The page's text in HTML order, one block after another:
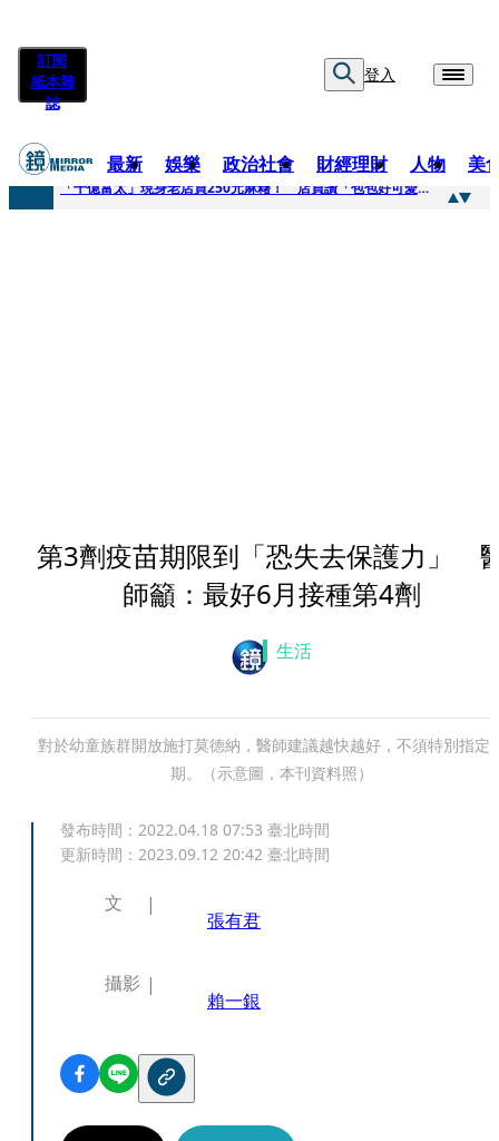
訂閱
紙本雜
誌
登入
最新 娛樂 政治社會 財經理財 人物 美
快訊
「千億富太」現身老店買250元麻糬！ 店員讚「包包好可愛」她笑回：我自己做的
第3劑疫苗期限到「恐失去保護力」
師籲：最好6月接種第4劑
生活
對於幼童族群開放施打莫德納，醫師建議越快越好，不須特別指定
期。（示意圖，本刊資料照）
發布時間： 2022.04.18 07:53 臺北時間
更新時間： 2023.09.12 20:42 臺北時間
文
張有君
攝影
賴一銀